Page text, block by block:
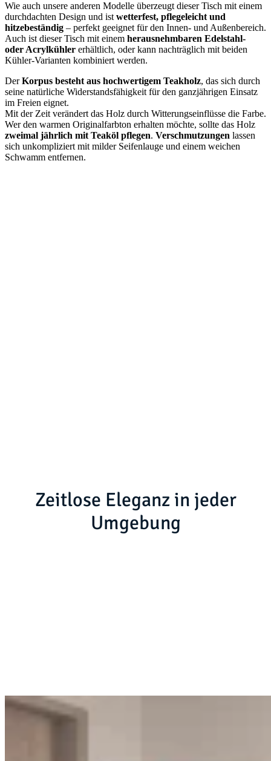
Wie auch unsere anderen Modelle überzeugt dieser Tisch mit einem
durchdachten Design und ist wetterfest, pflegeleicht und
hitzebeständig – perfekt geeignet für den Innen- und Außenbereich.
Auch ist dieser Tisch mit einem herausnehmbaren Edelstahl-
oder Acrylkühler erhältlich, oder kann nachträglich mit beiden
Kühler-Varianten kombiniert werden.
DerKorpus besteht aus hochwertigem Teakholz, das sich durch
seine natürliche Widerstandsfähigkeit für den ganzjährigen Einsatz
im Freien eignet.
Mit der Zeit verändert das Holz durch Witterungseinflüsse die Farbe.
Wer den warmen Originalfarbton erhalten möchte, sollte das Holz
zweimal jährlich mit Teaköl pflegen. Verschmutzungen lassen
sich unkompliziert mit milder Seifenlauge und einem weichen
Schwamm entfernen.
Zeitlose Eleganz in jeder
Umgebung